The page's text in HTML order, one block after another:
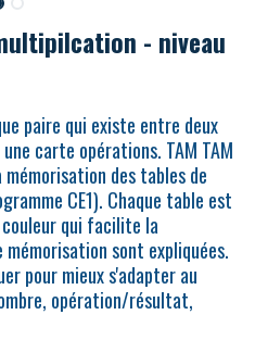
- niveau
paire qui existe entre deux
carte opérations. TAM TAM
des tables de
CE1). Chaque table est
qui facilite la
sont expliquées.
pour mieux s'adapter au
opération/résultat,